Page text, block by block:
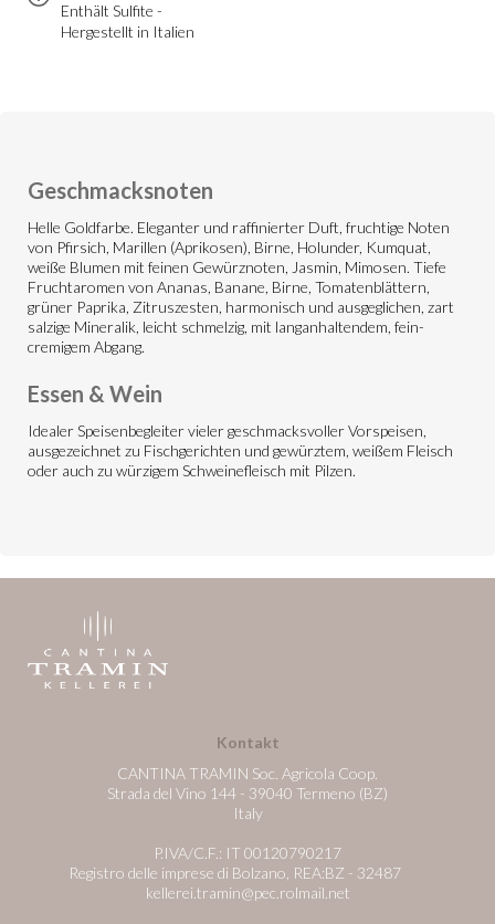
Enthält Sulfite -
Hergestellt in Italien
Geschmacksnoten
Helle Goldfarbe. Eleganter und raffinierter Duft, fruchtige Noten
von Pfirsich, Marillen (Aprikosen), Birne, Holunder, Kumquat,
weiße Blumen mit feinen Gewürznoten, Jasmin, Mimosen. Tiefe
Fruchtaromen von Ananas, Banane, Birne, Tomatenblättern,
grüner Paprika, Zitruszesten, harmonisch und ausgeglichen, zart
salzige Mineralik, leicht schmelzig, mit langanhaltendem, fein-
cremigem Abgang.
Essen & Wein
Idealer Speisenbegleiter vieler geschmacksvoller Vorspeisen,
ausgezeichnet zu Fischgerichten und gewürztem, weißem Fleisch
oder auch zu würzigem Schweinefleisch mit Pilzen.
Kontakt
CANTINA TRAMIN Soc. Agricola Coop.
Strada del Vino 144 - 39040 Termeno (BZ)
Italy
P.IVA/C.F.: IT 00120790217
Registro delle imprese di Bolzano, REA:BZ - 32487
kellerei.tramin@pec.rolmail.net